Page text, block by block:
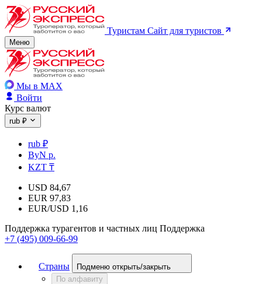
Туристам Сайт для туристов
Меню
Мы в MAX
Войти
Курс валют
rub ₽
rub ₽
ByN р.
KZT ₸
USD 84,67
EUR 97,83
EUR/USD 1,16
Поддержка турагентов и частных лиц Поддержка
+7 (495) 009-66-99
Страны
Подменю открыть/закрыть
По алфавиту